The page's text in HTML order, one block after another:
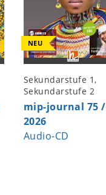
NEU
Sekundarstufe 1,
Sekundarstufe 2
mip-journal 75 /
2026
Audio-CD